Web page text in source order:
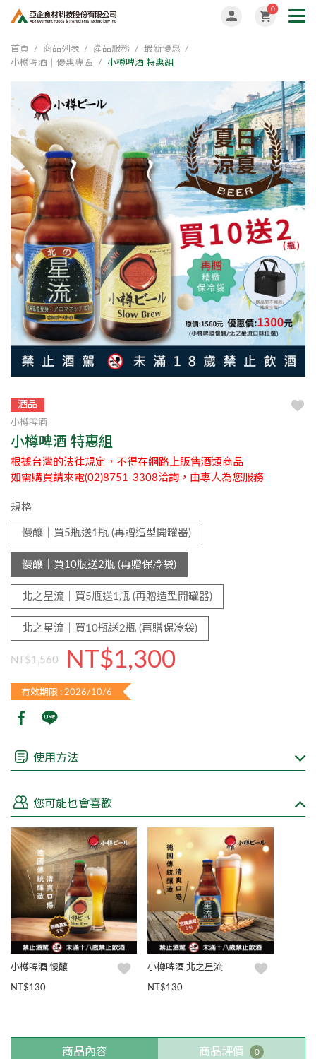
0
首頁 商品列表 產品服務
最新優惠
小樽啤酒｜優惠專區
小樽啤酒 特惠組
酒品
小樽啤酒
小樽啤酒 特惠組
根據台灣的法律規定，不得在網路上販售酒類商品
如需購買請來電(02)8751-3308洽詢，由專人為您服務
規格
慢釀｜買5瓶送1瓶 (再贈造型開罐器)
慢釀｜買10瓶送2瓶 (再贈保冷袋)
北之星流｜買5瓶送1瓶 (再贈造型開罐器)
北之星流｜買10瓶送2瓶 (再贈保冷袋)
NT$1,560 NT$1,300
有效期限 : 2026/10/6
使用方法
親愛的顧客如欲購買，來電 (02)8751-3308或填寫諮詢表單洽
詢，皆有專人為您服務
您可能也會喜歡
小樽啤酒 慢釀
NT$130
小樽啤酒 北之星流
NT$130
商品內容 商品評價 0